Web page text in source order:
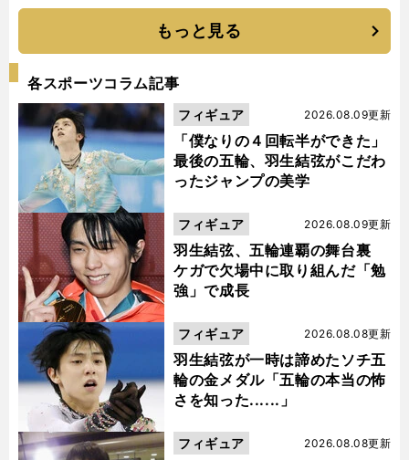
もっと見る
各スポーツコラム記事
「僕なりの４回転半ができた」
最後の五輪、羽生結弦がこだわ
ったジャンプの美学
2026.08.09更新
フィギュア
羽生結弦、五輪連覇の舞台裏
ケガで欠場中に取り組んだ「勉
強」で成長
2026.08.09更新
フィギュア
羽生結弦が一時は諦めたソチ五
輪の金メダル「五輪の本当の怖
さを知った......」
2026.08.08更新
フィギュア
2026.08.08更新
フィギュア